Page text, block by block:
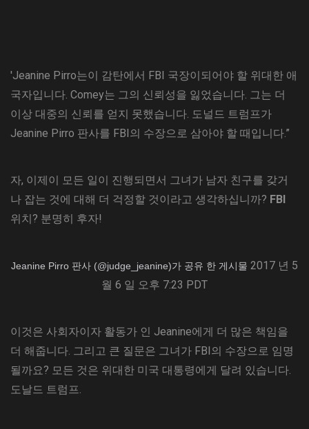
'Jeanine Pirro는이 감탄에서 FBI 국장이되어야 할 위대한 애
국자입니다. Comey는 그의 신뢰성을 잃었습니다. 그는 더
이상 대중의 신뢰를 얻지 못했습니다. 도널드 트럼프가
Jeanine Pirro 판사를 FBI의 수장으로 삼아야 할 때입니다.”
자, 이제이 모든 일이 진행되면서 그녀가 남자 친구를 갖거
나 잡는 것에 대해 더 걱정할 것이라고 생각하십니까? FBI
위치? 분명히 후자!
Jeanine Pirro 판사 (@judge_jeanine)가 공유 한 게시물 2017 년 5
월 6 일 오후 7:23 PDT
이것은 사회자이자 활동가 인 Jeanine에게 더 많은 책임을
더 해줍니다. 그리고 큰 질문은 그녀가 FBI의 수장으로 임명
될까요? 모든 것은 위대한 미국 대통령에게 달려 있습니다.
도날드 트럼프.